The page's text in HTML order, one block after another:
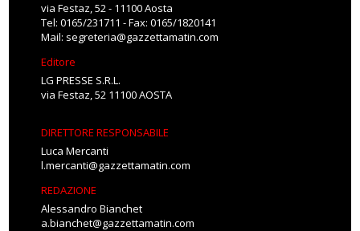
via Festaz, 52 - 11100 Aosta
Tel: 0165/231711 - Fax: 0165/1820141
Mail: segreteria@gazzettamatin.com
Editore
LG PRESSE S.R.L.
via Festaz, 52 11100 AOSTA
DIRETTORE RESPONSABILE
Luca Mercanti
l.mercanti@gazzettamatin.com
REDAZIONE
Alessandro Bianchet
a.bianchet@gazzettamatin.com